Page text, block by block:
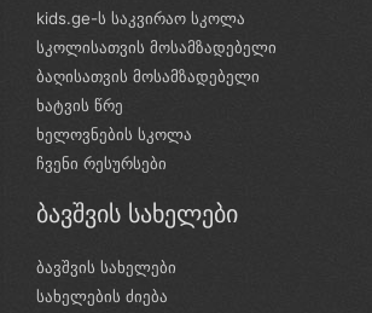
kids.ge-ს საკვირაო სკოლა
სკოლისათვის მოსამზადებელი
ბაღისათვის მოსამზადებელი
ხატვის წრე
ხელოვნების სკოლა
ჩვენი რესურსები
ბავშვის სახელები
ბავშვის სახელები
სახელების ძიება